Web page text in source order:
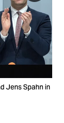
Jens Spahn in